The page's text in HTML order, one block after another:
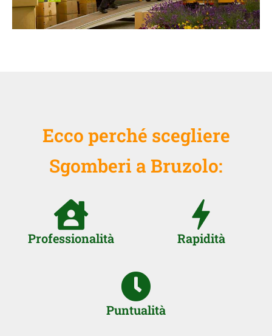
Ecco perché scegliere
Sgomberi a Bruzolo:
Professionalità Rapidità
Puntualità